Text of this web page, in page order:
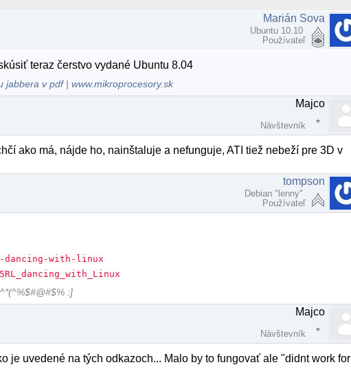
Marián Sova
Ubuntu 10.10
Používateľ
teraz čerstvo vydané Ubuntu 8.04
jabbera v pdf|www.mikroprocesory.sk
Majco
Návštevník
ako má, nájde ho, nainštaluje a nefunguje, ATI tiež nebeží pre 3D v
tompson
Debian "lenny"
Používateľ
with-linux
:]
Majco
Návštevník
je uvedené na tých odkazoch... Malo by to fungovať ale "didnt work for